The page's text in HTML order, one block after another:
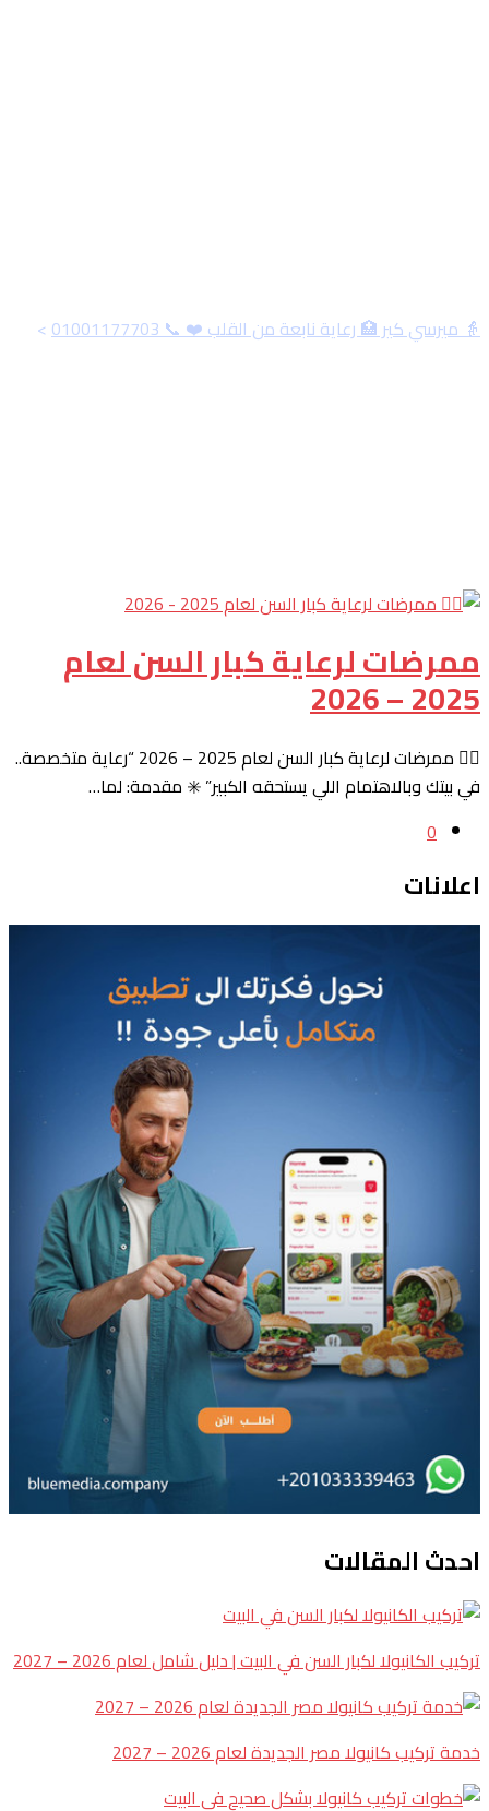
👵 ميرسي كير 🏥 رعاية نابعة من القلب ❤️ 📞 01001177703
>
ممرضات لرعاية كبار السن لعام
2025 – 2026
👩‍⚕️ ممرضات لرعاية كبار السن لعام 2025 – 2026 “رعاية متخصصة..
في بيتك وبالاهتمام اللي يستحقه الكبير” ✳️ مقدمة: لما…
0
اعلانات
احدث المقالات
تركيب الكانيولا لكبار السن في البيت | دليل شامل لعام 2026 – 2027
خدمة تركيب كانيولا مصر الجديدة لعام 2026 – 2027